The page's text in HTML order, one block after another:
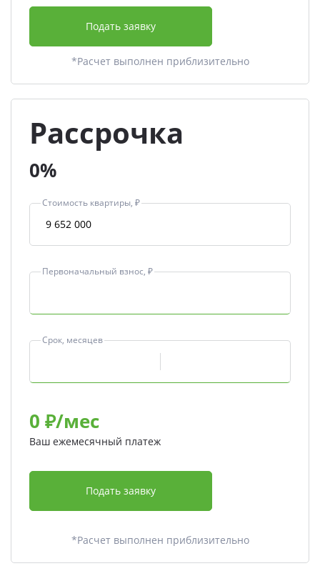
Подать заявку
*Расчет выполнен приблизительно
Рассрочка
0%
Стоимость квартиры, ₽
Первоначальный взнос, ₽
Срок, месяцев
0 ₽/мес
Ваш ежемесячный платеж
Подать заявку
*Расчет выполнен приблизительно